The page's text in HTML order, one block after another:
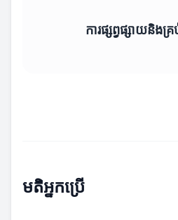
ការផ្សព្វផ្សាយនិងគ្
មតិអ្នកប្រើ